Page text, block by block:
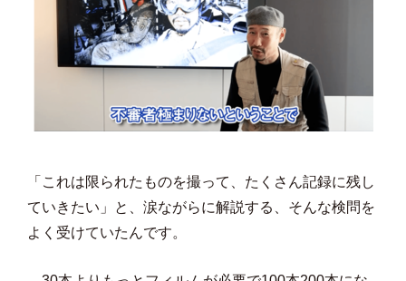
「これは限られたものを撮って、たくさん記録に残し
ていきたい」と、涙ながらに解説する、そんな検問を
よく受けていたんです。